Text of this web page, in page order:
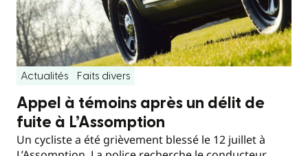
Actualités Faits divers
Appel à témoins après un délit de
fuite à L’Assomption
Un cycliste a été grièvement blessé le 12 juillet à